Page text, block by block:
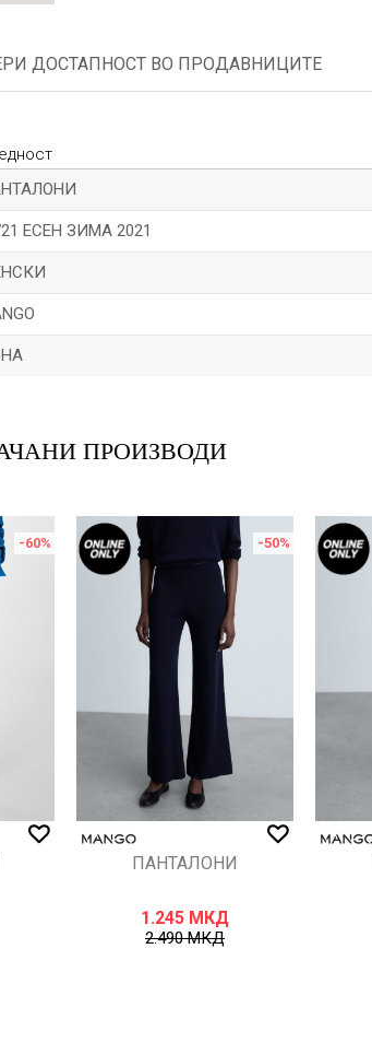
ДОСТАПНОСТ ВО ПРОДАВНИЦИТЕ
ЕСЕН ЗИМА 2021
ПРОИЗВОДИ
-60% -50%
ПАНТАЛОНИ
1.245 МКД
2.490МКД